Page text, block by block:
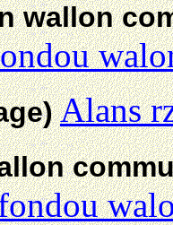
wallon
Alans